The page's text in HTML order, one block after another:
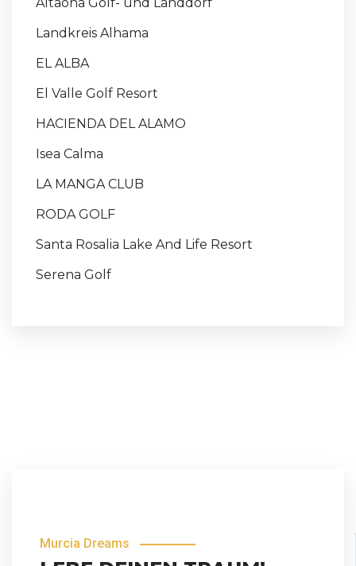
Landkreis Alhama
EL ALBA
El Valle Golf Resort
HACIENDA DEL ALAMO
Isea Calma
LA MANGA CLUB
RODA GOLF
Santa Rosalia Lake And Life Resort
Serena Golf
Murcia Dreams